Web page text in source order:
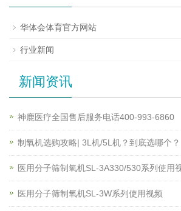
华体会体育官方网站
行业新闻
新闻资讯
神鹿医疗全国售后服务电话400-993-6860
制氧机选购攻略| 3L机/5L机？到底选哪个？
医用分子筛制氧机SL-3A330/530系列使用
医用分子筛制氧机SL-3W系列使用视频